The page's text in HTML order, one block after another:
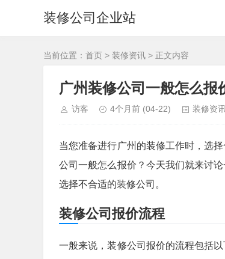
装修公司企业站
当前位置： 首页 > 装修资讯 > 正文内容
广州装修公司一般怎么报
访客 4个月前 (04-22) 装修资
当您准备进行广州的装修工作时，选
公司一般怎么报价？今天我们就来讨
选择不合适的装修公司。
装修公司报价流程
一般来说，装修公司报价的流程包括